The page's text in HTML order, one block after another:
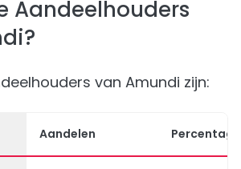
Aandeelhouders
van Amundi zijn:
Aandelen Percentage